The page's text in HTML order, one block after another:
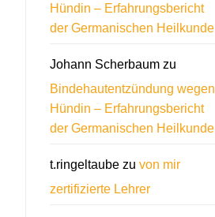
Hündin – Erfahrungsbericht
der Germanischen Heilkunde
Johann Scherbaumzu
Bindehautentzündung wegen
Hündin – Erfahrungsbericht
der Germanischen Heilkunde
t.ringeltaubezu von mir
zertifizierte Lehrer